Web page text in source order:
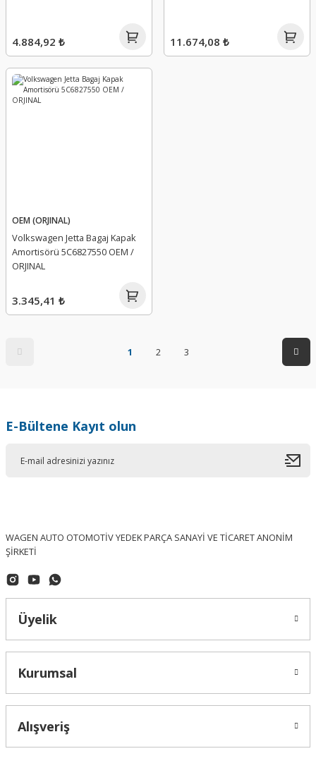
4.884,92 ₺ 11.674,08 ₺
OEM (ORJINAL)
Volkswagen Jetta Bagaj Kapak
Amortisörü 5C6827550 OEM /
ORJINAL
3.345,41 ₺
1 2 3
E-Bültene Kayıt olun
WAGEN AUTO OTOMOTİV YEDEK PARÇA SANAYİ VE TİCARET ANONİM
ŞİRKETİ
Üyelik
Kurumsal
Alışveriş